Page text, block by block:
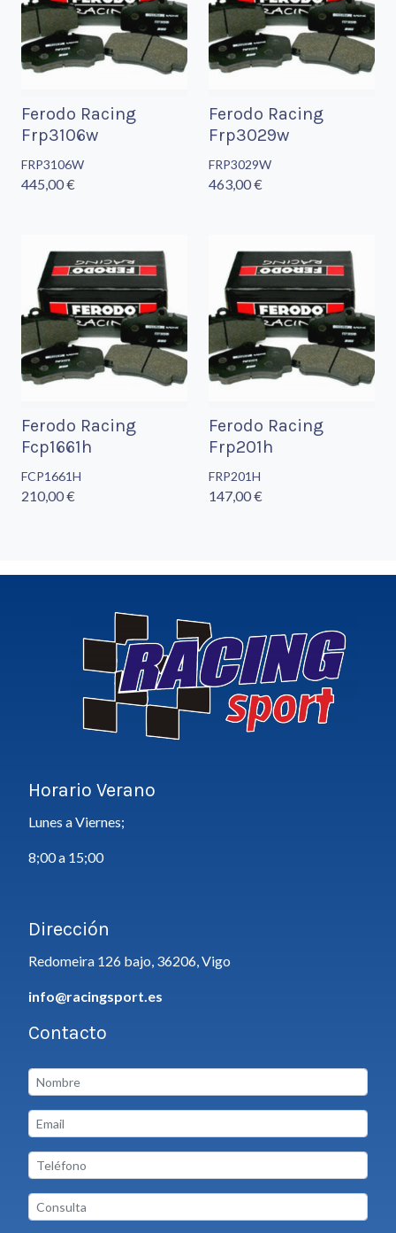
Ferodo Racing
Frp3106w
FRP3106W
445,00 €
Ferodo Racing
Frp3029w
FRP3029W
463,00 €
Ferodo Racing
Fcp1661h
FCP1661H
210,00 €
Ferodo Racing
Frp201h
FRP201H
147,00 €
Horario Verano
Lunes a Viernes;
8;00 a 15;00
Dirección
Redomeira 126 bajo, 36206, Vigo
info@racingsport.es
Contacto